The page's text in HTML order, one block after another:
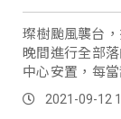
璨樹颱風襲台
晚間進行全部
中心安置，每
命運。2021-09-12